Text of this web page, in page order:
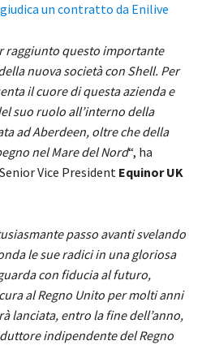
un contratto da Enilive
raggiunto questo importante
nuova società con Shell. Per
il cuore di questa azienda e
suo ruolo all’interno della
ad Aberdeen, oltre che della
nel Mare del Nord“, ha
Vice President Equinor UK
passo avanti svelando
le sue radici in una gloriosa
con fiducia al futuro,
al Regno Unito per molti anni
lanciata, entro la fine dell’anno,
indipendente del Regno